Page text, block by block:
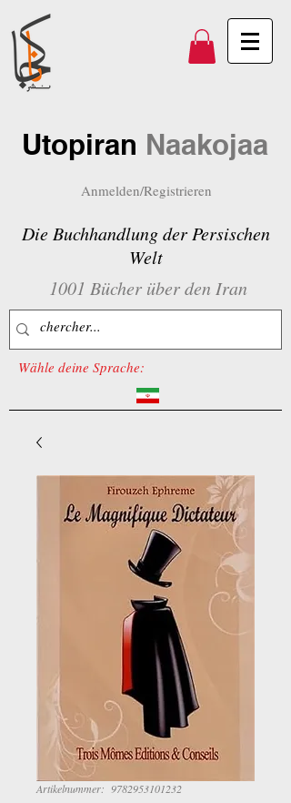
Utopiran Naakojaa
Anmelden/Registrieren
Die Buchhandlung der Persischen
Welt
1001 Bücher über den Iran
Wähle deine Sprache:
Artikelnummer: 9782953101232